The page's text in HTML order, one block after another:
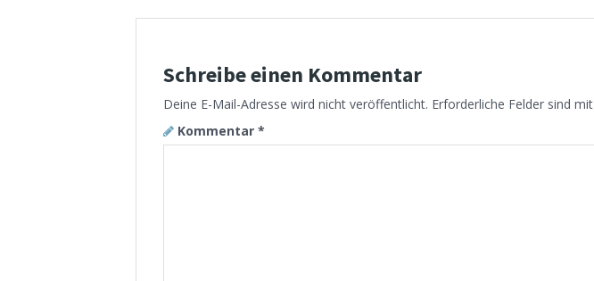
Schreibe einen Kommentar
Deine E-Mail-Adresse wird nicht veröffentlicht. Erforderliche Felder sind mit
Kommentar *